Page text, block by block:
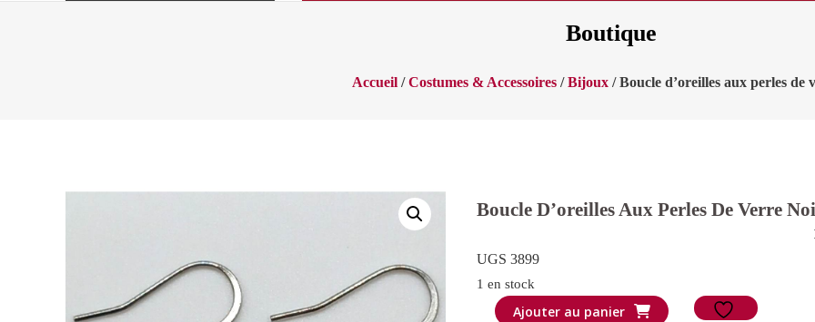
Boutique
Accueil /Costumes & Accessoires /Bijoux / Boucle d’oreilles aux perles de
Boucle D’oreilles Aux Perles De Verre
UGS 3899
1 en stock
quantitéAjouter au panier